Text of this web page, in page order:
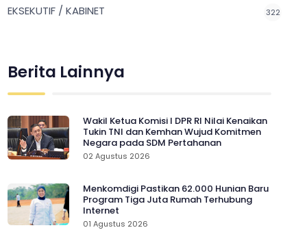
EKSEKUTIF / KABINET 322
Berita Lainnya
Wakil Ketua Komisi I DPR RI Nilai Kenaikan
Tukin TNI dan Kemhan Wujud Komitmen
Negara pada SDM Pertahanan
02 Agustus 2026
Menkomdigi Pastikan 62.000 Hunian Baru
Program Tiga Juta Rumah Terhubung
Internet
01 Agustus 2026